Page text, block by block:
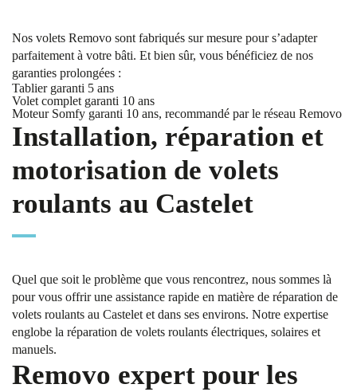
Nos volets Removo sont fabriqués sur mesure pour s’adapter
parfaitement à votre bâti. Et bien sûr, vous bénéficiez de nos
garanties prolongées :
Tablier garanti 5 ans
Volet complet garanti 10 ans
Moteur Somfy garanti 10 ans, recommandé par le réseau Removo
Installation, réparation et
motorisation de volets
roulants au Castelet
Quel que soit le problème que vous rencontrez, nous sommes là
pour vous offrir une assistance rapide en matière de réparation de
volets roulants au Castelet et dans ses environs. Notre expertise
englobe la réparation de volets roulants électriques, solaires et
manuels.
Removo expert pour les